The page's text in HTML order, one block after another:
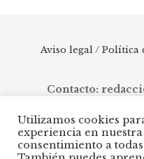
Aviso legal / Política
Contacto:
© 2025 AZ Costa del Sol -
Manilva, pasando por
Utilizamos cookies
experiencia en nuestra
consentimiento a